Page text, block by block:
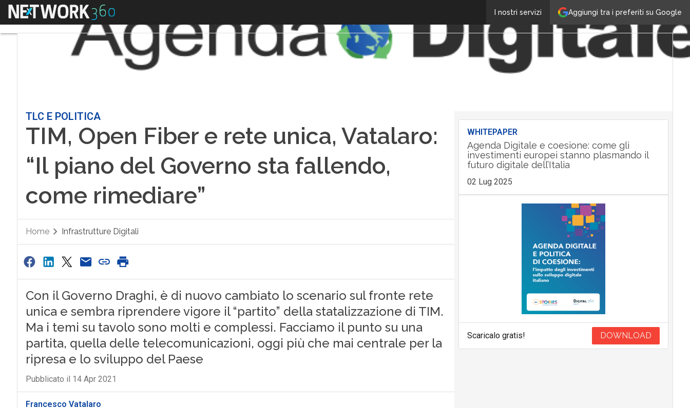
Aggiungi tra i preferiti su Google
I nostri servizi
Menu
TLC E POLITICA
TIM, Open Fiber e rete unica, Vatalaro:
“Il piano del Governo sta fallendo,
come rimediare”
Home Infrastrutture Digitali
Con il Governo Draghi, è di nuovo cambiato lo scenario sul fronte rete
unica e sembra riprendere vigore il “partito” della statalizzazione di TIM.
Ma i temi su tavolo sono molti e complessi. Facciamo il punto su una
partita, quella delle telecomunicazioni, oggi più che mai centrale per la
ripresa e lo sviluppo del Paese
Pubblicato il 14 Apr 2021
Francesco Vatalaro
WHITEPAPER
Agenda Digitale e coesione: come gli
investimenti europei stanno plasmando il
futuro digitale dell’Italia
02 Lug 2025
Scaricalo gratis! DOWNLOAD